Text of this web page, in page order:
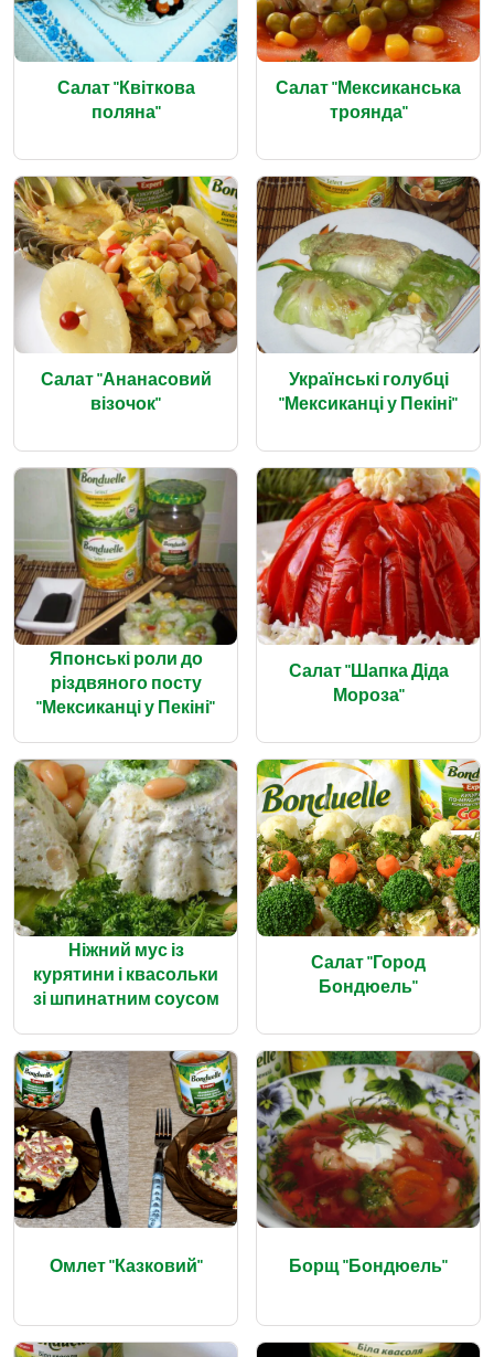
Салат "Квіткова
поляна"
Салат "Мексиканська
троянда"
Салат "Ананасовий
візочок"
Українські голубці
"Мексиканці у Пекіні"
Японські роли до
різдвяного посту
"Мексиканці у Пекіні"
Салат "Шапка Діда
Мороза"
Ніжний мус із
курятини і квасольки
зі шпинатним соусом
Салат "Город
Бондюель"
Омлет "Казковий" Борщ "Бондюель"